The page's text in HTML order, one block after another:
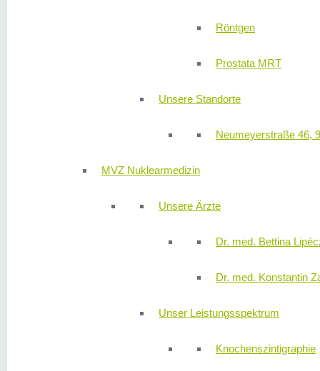
Röntgen
Prostata MRT
Unsere Standorte
Neumeyerstraße 46,
MVZ Nuklearmedizin
Unsere Ärzte
Dr. med. Bettina
Dr. med. Konstantin
Unser Leistungsspektrum
Knochenszintigraphie